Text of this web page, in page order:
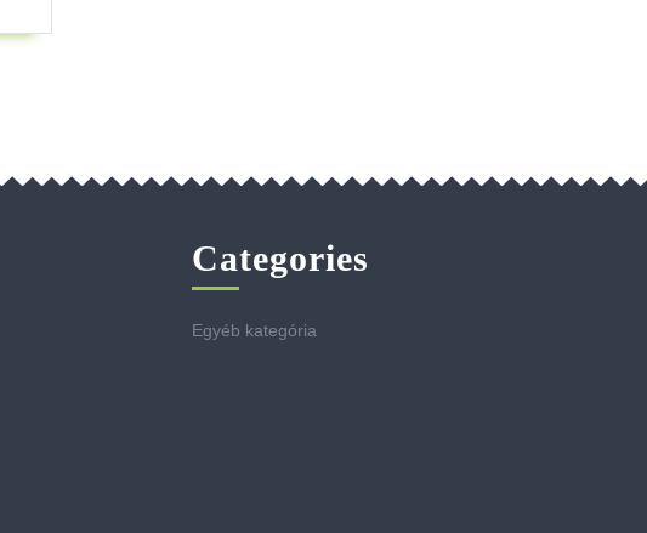
Categories
Egyéb kategória